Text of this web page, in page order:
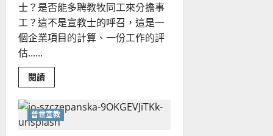
士？是否能多聘教牧同工來分擔事
工？這不是宣教士的呼召，這是一
個企業項目的計算、一份工作的評
估......
閱讀Read
more
國
華
人
普世宣教